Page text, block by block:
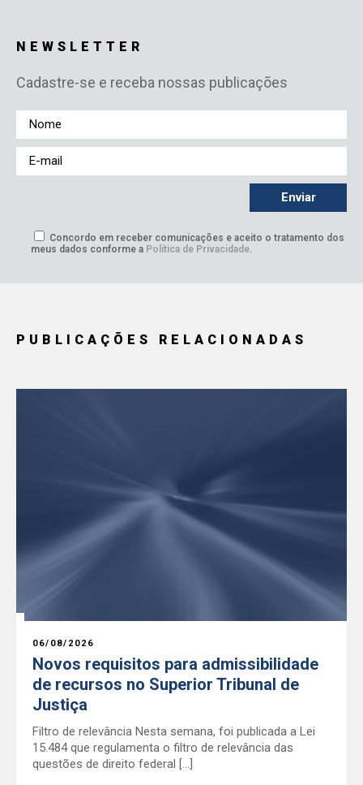
NEWSLETTER
Cadastre-se e receba nossas publicações
Concordo em receber comunicações e aceito o tratamento dos
meus dados conforme a Política de Privacidade.
PUBLICAÇÕES RELACIONADAS
06/08/2026
Novos requisitos para admissibilidade
de recursos no Superior Tribunal de
Justiça
Filtro de relevância Nesta semana, foi publicada a Lei
15.484 que regulamenta o filtro de relevância das
questões de direito federal […]